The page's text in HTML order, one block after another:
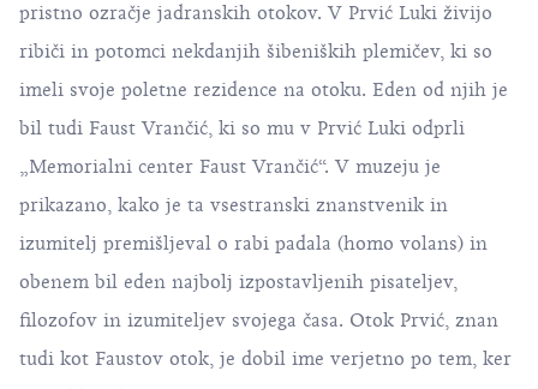
pristno ozračje jadranskih otokov. V Prvić Luki živijo
ribiči in potomci nekdanjih šibeniških plemičev, ki so
imeli svoje poletne rezidence na otoku. Eden od njih je
bil tudi Faust Vrančić, ki so mu v Prvić Luki odprli
„Memorialni center Faust Vrančić“. V muzeju je
prikazano, kako je ta vsestranski znanstvenik in
izumitelj premišljeval o rabi padala (homo volans) in
obenem bil eden najbolj izpostavljenih pisateljev,
filozofov in izumiteljev svojega časa. Otok Prvić, znan
tudi kot Faustov otok, je dobil ime verjetno po tem, ker